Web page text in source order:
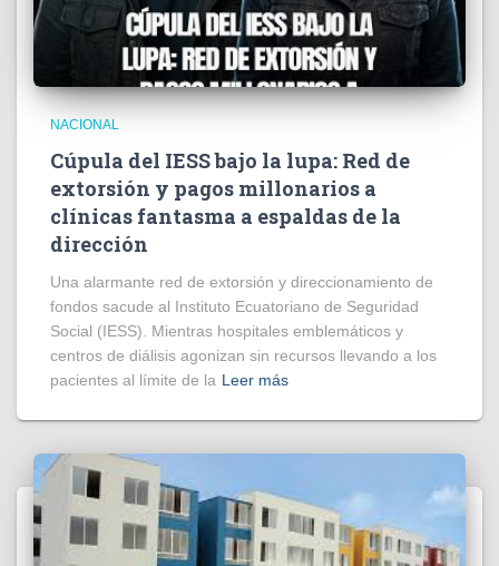
NACIONAL
Cúpula del IESS bajo la lupa: Red de
extorsión y pagos millonarios a
clínicas fantasma a espaldas de la
dirección
​Una alarmante red de extorsión y direccionamiento de
fondos sacude al Instituto Ecuatoriano de Seguridad
Social (IESS). Mientras hospitales emblemáticos y
centros de diálisis agonizan sin recursos llevando a los
pacientes al límite de la Leer más